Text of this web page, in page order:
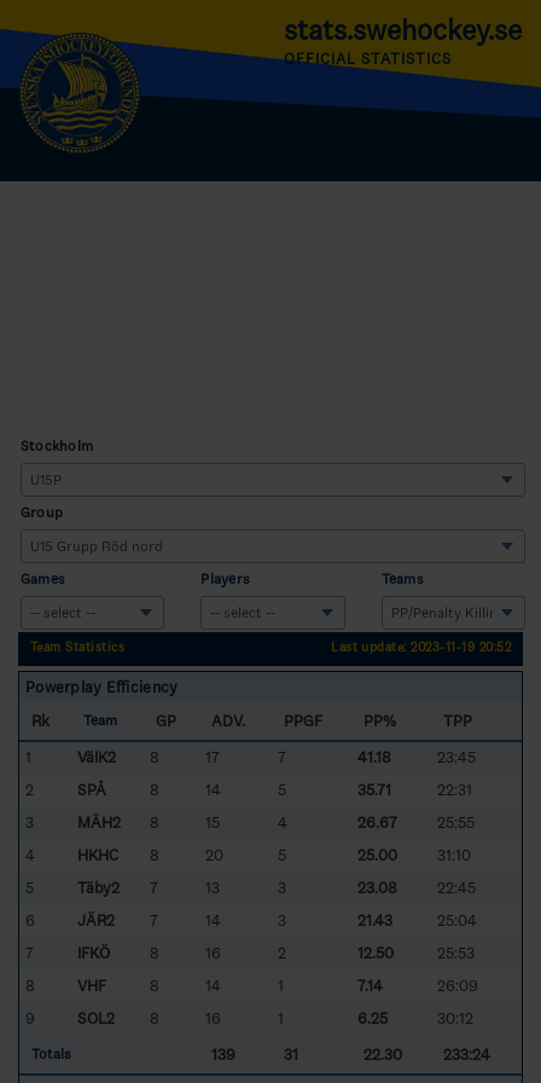
stats.swehockey.se
OFFICIAL STATISTICS
Stockholm
Group
Games Players Teams
Team Statistics Last update: 2023-11-19 20:52
Powerplay Efficiency
Rk
Team GP ADV. PPGF PP%
TPP
1
VäIK2 8 17 7 41.18
23:45
2
SPÅ 8 14 5 35.71
22:31
3
MÄH2 8 15 4 26.67
25:55
4
HKHC 8 20 5 25.00
31:10
5
Täby2 7 13 3 23.08
22:45
6
JÄR2 7 14 3 21.43
25:04
7
IFKÖ 8 16 2 12.50
25:53
8
VHF 8 14 1 7.14
26:09
9
SOL2 8 16 1 6.25 30:12
Totals 139 31 22.30 233:24